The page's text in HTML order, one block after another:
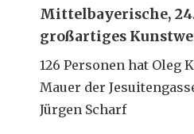
Mittelbayerische,
großartiges
126 Personen hat Oleg
Mauer der
Jürgen Scharf